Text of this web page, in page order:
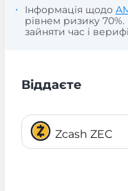
Інформація щодо
рівнем ризику
зайняти час і
Віддаєте
Zcash ZEC